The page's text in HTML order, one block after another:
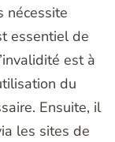
nécessite
essentiel de
est à
du
Ensuite, il
les sites de